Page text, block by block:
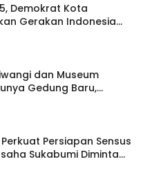
Demokrat Kota
Gerakan Indonesia
Masjid Agung
dan Museum
Gedung Baru,
Dipisahkan
Persiapan Sensus
Sukabumi Diminta